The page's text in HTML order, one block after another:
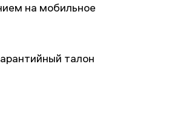
на мобильное
талон